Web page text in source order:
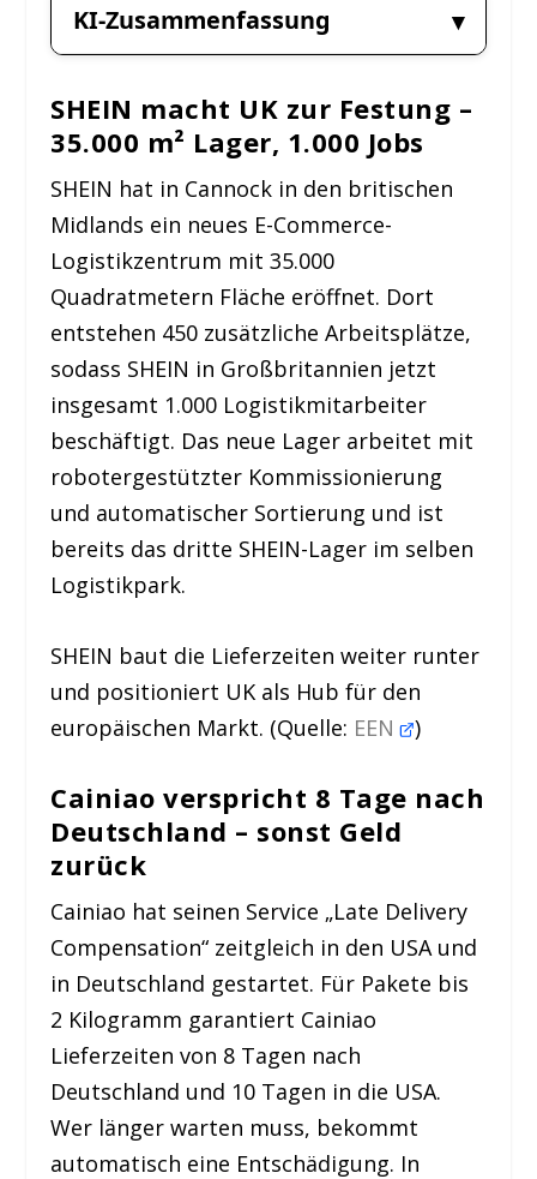
KI-Zusammenfassung
SHEIN macht UK zur Festung –
35.000 m² Lager, 1.000 Jobs
SHEIN hat in Cannock in den britischen
Midlands ein neues E-Commerce-
Logistikzentrum mit 35.000
Quadratmetern Fläche eröffnet. Dort
entstehen 450 zusätzliche Arbeitsplätze,
sodass SHEIN in Großbritannien jetzt
insgesamt 1.000 Logistikmitarbeiter
beschäftigt. Das neue Lager arbeitet mit
robotergestützter Kommissionierung
und automatischer Sortierung und ist
bereits das dritte SHEIN-Lager im selben
Logistikpark.
SHEIN baut die Lieferzeiten weiter runter
und positioniert UK als Hub für den
europäischen Markt. (Quelle: EEN )
Cainiao verspricht 8 Tage nach
Deutschland – sonst Geld
zurück
Cainiao hat seinen Service „Late Delivery
Compensation“ zeitgleich in den USA und
in Deutschland gestartet. Für Pakete bis
2 Kilogramm garantiert Cainiao
Lieferzeiten von 8 Tagen nach
Deutschland und 10 Tagen in die USA.
Wer länger warten muss, bekommt
automatisch eine Entschädigung. In